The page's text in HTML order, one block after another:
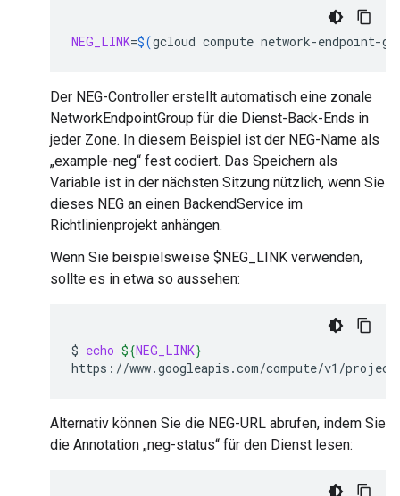
NEG_LINK=$(gcloud compute network-endpoint-
Der NEG-Controller erstellt automatisch eine zonale
NetworkEndpointGroup für die Dienst-Back-Ends in
jeder Zone. In diesem Beispiel ist der NEG-Name als
„example-neg“ fest codiert. Das Speichern als
Variable ist in der nächsten Sitzung nützlich, wenn Sie
dieses NEG an einen BackendService im
Richtlinienprojekt anhängen.
Wenn Sie beispielsweise $NEG_LINK verwenden,
sollte es in etwa so aussehen:
$ echo ${NEG_LINK}
https://www.googleapis.com/compute/v1/
Alternativ können Sie die NEG-URL abrufen, indem Sie
die Annotation „neg-status“ für den Dienst lesen: